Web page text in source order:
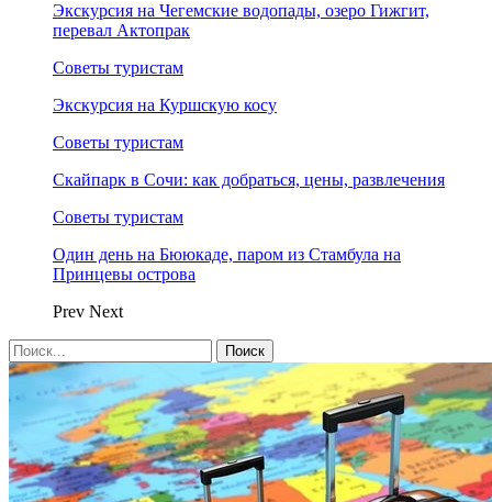
Экскурсия на Чегемские водопады, озеро Гижгит,
перевал Актопрак
Советы туристам
Экскурсия на Куршскую косу
Советы туристам
Скайпарк в Сочи: как добраться, цены, развлечения
Советы туристам
Один день на Бююкаде, паром из Стамбула на
Принцевы острова
Prev Next